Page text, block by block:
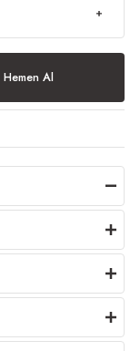
Hemen Al